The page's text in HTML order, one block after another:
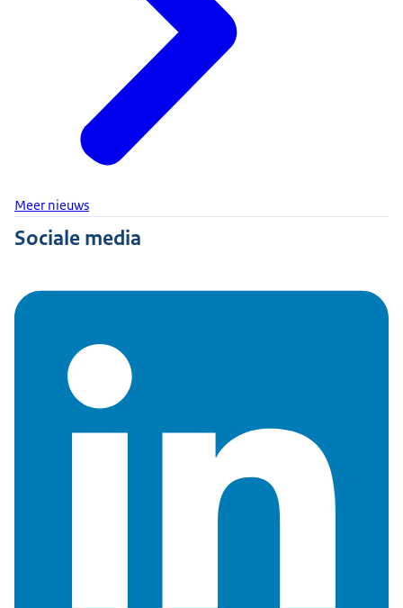
Meer nieuws
Sociale media